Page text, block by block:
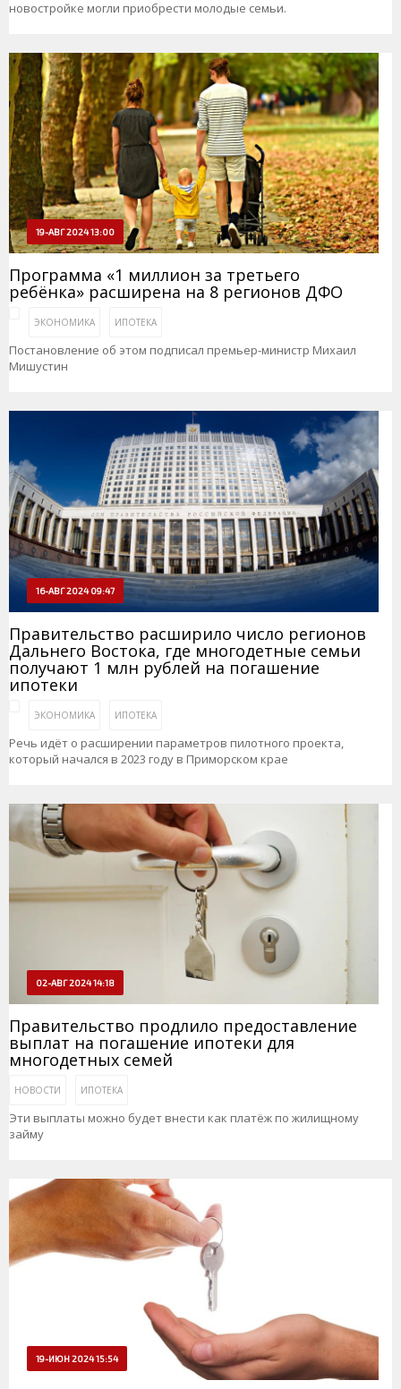
новостройке могли приобрести молодые семьи.
19-АВГ 2024 13:00
Программа «1 миллион за третьего
ребёнка» расширена на 8 регионов ДФО
ЭКОНОМИКА ИПОТЕКА
Постановление об этом подписал премьер-министр Михаил
Мишустин
16-АВГ 2024 09:47
Правительство расширило число регионов
Дальнего Востока, где многодетные семьи
получают 1 млн рублей на погашение
ипотеки
ЭКОНОМИКА ИПОТЕКА
Речь идёт о расширении параметров пилотного проекта,
который начался в 2023 году в Приморском крае
02-АВГ 2024 14:18
Правительство продлило предоставление
выплат на погашение ипотеки для
многодетных семей
НОВОСТИ ИПОТЕКА
Эти выплаты можно будет внести как платёж по жилищному
займу
19-ИЮН 2024 15:54